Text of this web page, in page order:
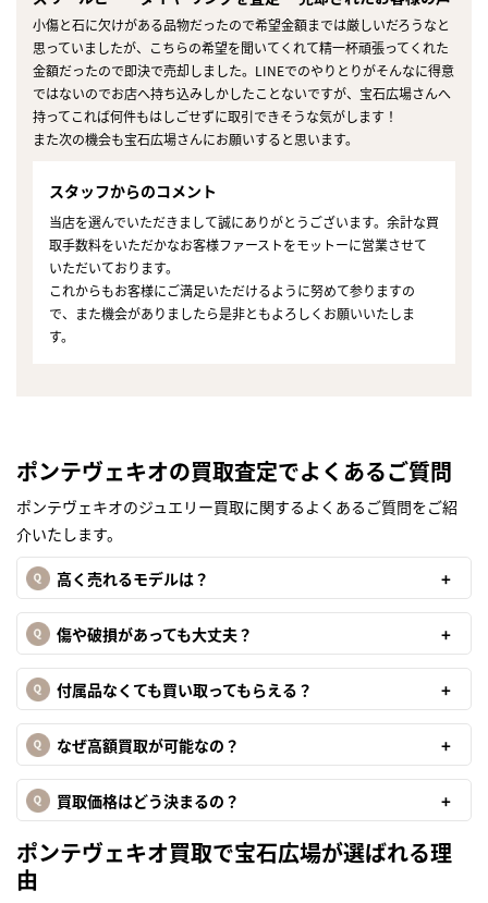
小傷と石に欠けがある品物だったので希望金額までは厳しいだろうなと
思っていましたが、こちらの希望を聞いてくれて精一杯頑張ってくれた
金額だったので即決で売却しました。LINEでのやりとりがそんなに得意
ではないのでお店へ持ち込みしかしたことないですが、宝石広場さんへ
持ってこれば何件もはしごせずに取引できそうな気がします！
また次の機会も宝石広場さんにお願いすると思います。
スタッフからのコメント
当店を選んでいただきまして誠にありがとうございます。余計な買
取手数料をいただかなお客様ファーストをモットーに営業させて
いただいております。
これからもお客様にご満足いただけるように努めて参りますの
で、また機会がありましたら是非ともよろしくお願いいたしま
す。
ポンテヴェキオの買取査定でよくあるご質問
ポンテヴェキオのジュエリー買取に関するよくあるご質問をご紹
介いたします。
高く売れるモデルは？
傷や破損があっても大丈夫？
付属品なくても買い取ってもらえる？
なぜ高額買取が可能なの？
買取価格はどう決まるの？
ポンテヴェキオ買取で宝石広場が選ばれる理
由